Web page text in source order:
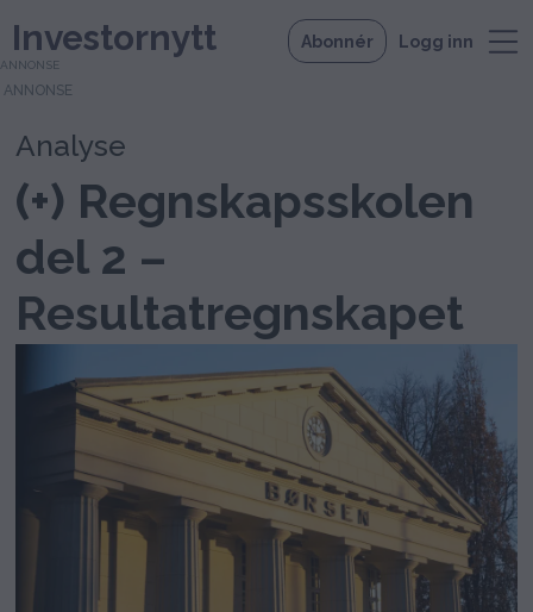
Investornytt Abonnér Logg inn
ANNONSE
Analyse
(+) Regnskapsskolen
del 2 –
Resultatregnskapet